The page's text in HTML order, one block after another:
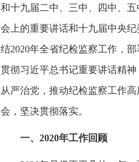
和十九届二中、三中、四中、
会上的重要讲话和十九届中央
结2020年全省纪检监察工作，
贯彻习近平总书记重要讲话精
从严治党，推动纪检监察工作
会，坚决贯彻落实。
一、2020年工作回顾